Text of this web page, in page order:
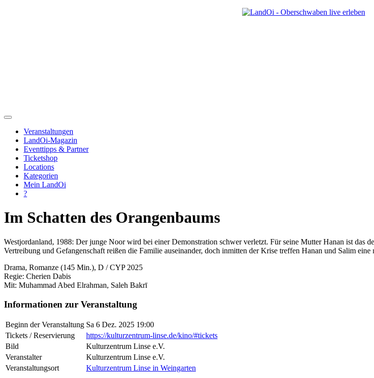
Veranstaltungen
LandOi-Magazin
Eventtipps & Partner
Ticketshop
Locations
Kategorien
Mein LandOi
?
Im Schatten des Orangenbaums
Westjordanland, 1988: Der junge Noor wird bei einer Demonstration schwer verletzt. Für seine Mutter Hanan ist das
Vertreibung und Gefangenschaft reißen die Familie auseinander, doch inmitten der Krise treffen Hanan und Salim
Drama, Romanze (145 Min.), D / CYP 2025
Regie: Cherien Dabis
Mit: Muhammad Abed Elrahman, Saleh Bakrī
Informationen zur Veranstaltung
Beginn der Veranstaltung Sa 6 Dez. 2025 19:00
Tickets / Reservierung
https://kulturzentrum-linse.de/kino/#tickets
Bild
Kulturzentrum Linse e.V.
Veranstalter
Kulturzentrum Linse e.V.
Veranstaltungsort
Kulturzentrum Linse in Weingarten